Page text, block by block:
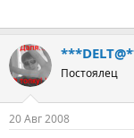
Постоялец
20 Авг 2008